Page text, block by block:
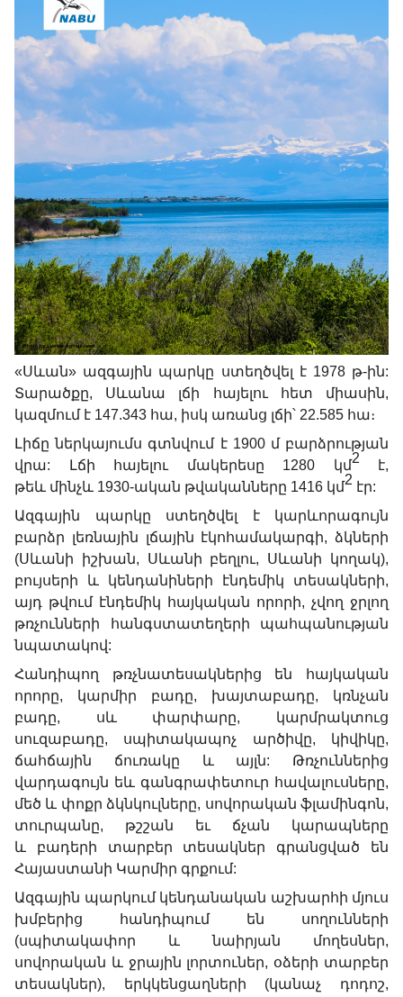
«Սևան» ազգային պարկը ստեղծվել է 1978 թ-ին:
Տարածքը, Սևանա լճի հայելու հետ միասին,
կազմում է 147.343 հա, իսկ առանց լճի՝ 22.585 հա։
Լիճը ներկայումս գտնվում է 1900 մ բարձրության
վրա: Լճի հայելու մակերեսը 1280 կմ2 է,
թեև մինչև 1930-ական թվականները 1416 կմ2 էր:
Ազգային պարկը ստեղծվել է կարևորագույն
բարձր լեռնային լճային էկոհամակարգի, ձկների
(Սևանի իշխան, Սևանի բեղլու, Սևանի կողակ),
բույսերի և կենդանիների էնդեմիկ տեսակների,
այդ թվում էնդեմիկ հայկական որորի, չվող ջրլող
թռչունների հանգստատեղերի պահպանության
նպատակով:
Հանդիպող թռչնատեսակներից են հայկական
որորը, կարմիր բադը, խայտաբադը, կռնչան
բադը, սև փարփարը, կարմրակտուց
սուզաբադը, սպիտակապոչ արծիվը, կիվիկը,
ճահճային ճուռակը և այլն: Թռչուններից
վարդագույն եև գանգրափետուր հավալուսները,
մեծ և փոքր ձկնկուլները, սովորական ֆլամինգոն,
տուրպանը, թշշան եւ ճչան կարապները
և բադերի տարբեր տեսակներ գրանցված են
Հայաստանի Կարմիր գրքում:
Ազգային պարկում կենդանական աշխարհի մյուս
խմբերից հանդիպում են սողունների
(սպիտակափոր և նաիրյան մողեսներ,
սովորական և ջրային լորտուներ, օձերի տարբեր
տեսակներ), երկկենցաղների (կանաչ դոդոշ,